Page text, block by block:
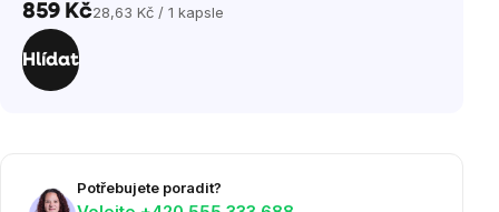
859 KčMěrná
28,63 Kč / 1 kapsle
Hlídat
Potřebujete poradit?